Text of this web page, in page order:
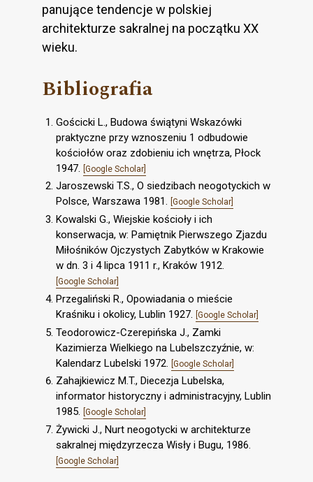
panujące tendencje w polskiej
architekturze sakralnej na początku XX
wieku.
Bibliografia
Gościcki L., Budowa świątyni Wskazówki
praktyczne przy wznoszeniu 1 odbudowie
kościołów oraz zdobieniu ich wnętrza, Płock
1947.
[Google Scholar]
Jaroszewski T.S., O siedzibach neogotyckich w
Polsce, Warszawa 1981. [Google Scholar]
Kowalski G., Wiejskie kościoły i ich
konserwacja, w: Pamiętnik Pierwszego Zjazdu
Miłośników Ojczystych Zabytków w Krakowie
w dn. 3 i 4 lipca 1911 r., Kraków 1912.
[Google Scholar]
Przegaliński R., Opowiadania o mieście
Kraśniku i okolicy, Lublin 1927. [Google Scholar]
Teodorowicz-Czerepińska J., Zamki
Kazimierza Wielkiego na Lubelszczyźnie, w:
Kalendarz Lubelski 1972.
[Google Scholar]
Zahajkiewicz M.T., Diecezja Lubelska,
informator historyczny i administracyjny, Lublin
1985. [Google Scholar]
Żywicki J., Nurt neogotycki w architekturze
sakralnej międzyrzecza Wisły i Bugu, 1986.
[Google Scholar]